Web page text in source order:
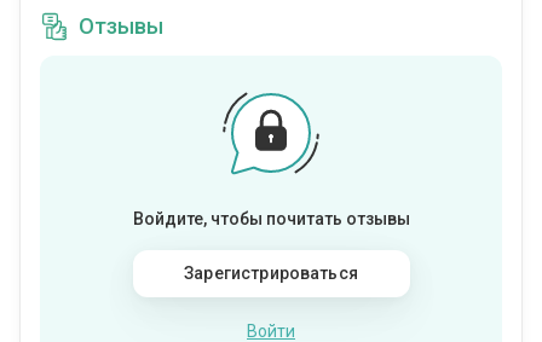
Отзывы
Войдите, чтобы почитать отзывы
Зарегистрироваться
Войти